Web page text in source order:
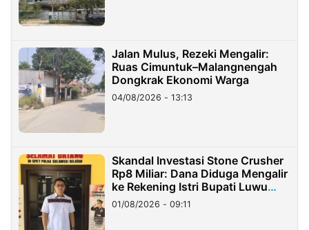
Jalan Mulus, Rezeki Mengalir:
Ruas Cimuntuk–Malangnengah
Dongkrak Ekonomi Warga
04/08/2026 - 13:13
Skandal Investasi Stone Crusher
Rp8 Miliar: Dana Diduga Mengalir
ke Rekening Istri Bupati Luwu
Timur
01/08/2026 - 09:11